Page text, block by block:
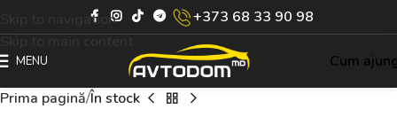
Skip to navigation
+373 68 33 90 98
MENU
Cum
Prima pagină În stock